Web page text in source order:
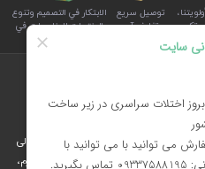
توصيل سريع
وتغليف آمن
الابتكار في التصميم وتنوع
المنتجات للمناسبات في
سلة الأسرة
من خلال الإبداع والرؤية الثقافية، إلى
بالمناسبات الوطنية والدينية، مثل محرم،